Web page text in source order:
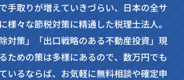
手取りが増えていきづらい、日本の全サ
様々な節税対策に精通した税理士法人。
対策」「出口戦略のある不動産投資」現
ための策は多様にあるので、数万円でも
いるならば、お気軽に無料相談や確定申